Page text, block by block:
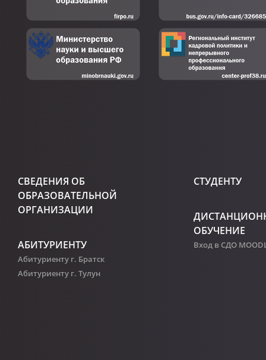
СВЕДЕНИЯ ОБ
ОБРАЗОВАТЕЛЬНОЙ
ОРГАНИЗАЦИИ
АБИТУРИЕНТУ
Абитуриенту г. Братск
Абитуриенту г. Тулун
СТУДЕНТУ
ОБУЧЕНИЕ
Вход в СДО